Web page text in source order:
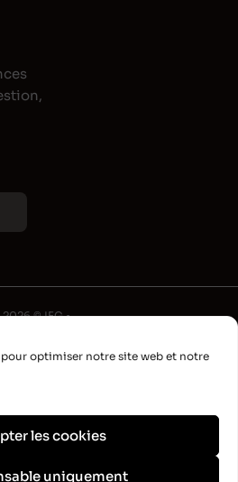
optimiser notre site web et notre
les cookies
uniquement
2026 © IFG •
•
•